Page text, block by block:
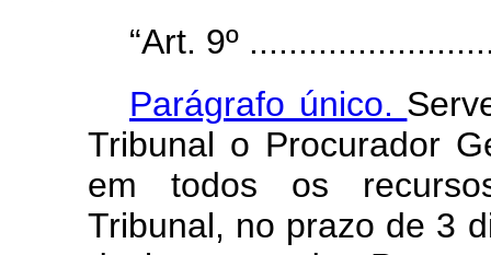
“Art. 9º
Parágrafo único.
Tribunal o Procurador
em todos os
Tribunal, no prazo de 3